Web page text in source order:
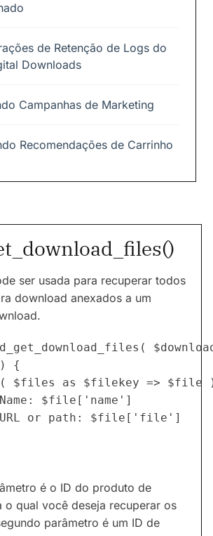
de Retenção de Logs do
Downloads
Campanhas de Marketing
Recomendações de Carrinho
ser usada para recuperar todos
download anexados a um
{
é o ID do produto de
o qual você deseja recuperar os
parâmetro é um ID de